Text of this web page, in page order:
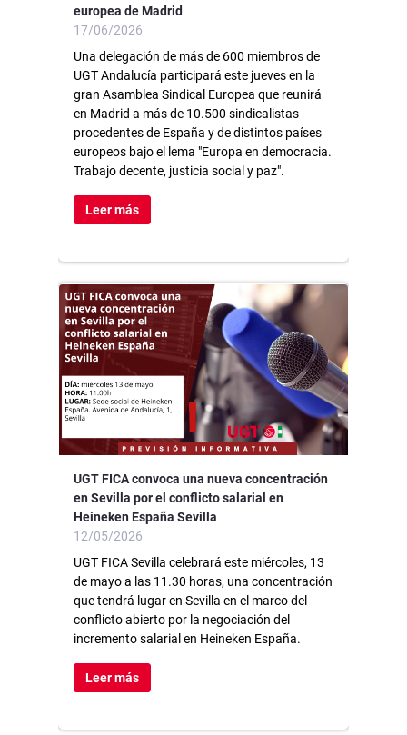
europea de Madrid
17/06/2026
Una delegación de más de 600 miembros de
UGT Andalucía participará este jueves en la
gran Asamblea Sindical Europea que reunirá
en Madrid a más de 10.500 sindicalistas
procedentes de España y de distintos países
europeos bajo el lema "Europa en democracia.
Trabajo decente, justicia social y paz".
Leer más
UGT FICA convoca una nueva concentración
en Sevilla por el conflicto salarial en
Heineken España Sevilla
12/05/2026
UGT FICA Sevilla celebrará este miércoles, 13
de mayo a las 11.30 horas, una concentración
que tendrá lugar en Sevilla en el marco del
conflicto abierto por la negociación del
incremento salarial en Heineken España.
Leer más